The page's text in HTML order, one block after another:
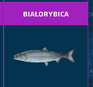
BIAŁORYBICA